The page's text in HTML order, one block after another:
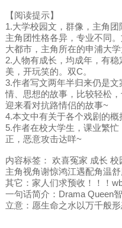
【阅读提示】
1.大学校园文，群像，主角团
主角团性格各异，专业不同
大都市，主角所在的申浦大
2.人物有成长，均成年，有
美，开玩笑的。双C。
3.作者写文两年半归来仍是
情、思想的故事，比较轻松
迎来看对抗路情侣的故事~
4.本文中有关于各个戏剧的概
5.作者在校大学生，课业繁
正，恶意攻击达咩~
内容标签： 欢喜冤家 成长 校
主角视角谢惊鸿江遇配角温
其它：家人们求预收！！！
一句话简介：Drama Queen
立意：愿生命之水以万千般